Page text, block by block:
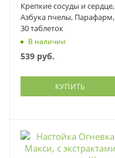
Крепкие сосуды и сердце,
Азбука пчелы, Парафарм,
30 таблеток
В наличии
539 руб.
КУПИТЬ